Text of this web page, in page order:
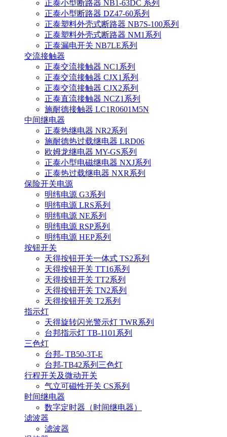
正泰小型断路器 NB1-63DC 系列
正泰小型断路器 DZ47-60系列
正泰塑料外壳式断路器 NB7S-100系列
正泰塑料外壳式断路器 NM1系列
正泰漏电开关 NB7LE系列
交流接触器
正泰交流接触器 NC1系列
正泰交流接触器 CJX1系列
正泰交流接触器 CJX2系列
正泰直流接触器 NCZ1系列
施耐德接触器 LC1R0601M5N
中间继电器
正泰热继电器 NR2系列
施耐德热过载继电器 LRD06
欧姆龙继电器 MY-GS系列
正泰小型电磁继电器 NXJ系列
正泰热过载继电器 NXR系列
保险开关电源
明纬电源 G3系列
明纬电源 LRS系列
明纬电源 NE系列
明纬电源 RSP系列
明纬电源 HEP系列
按钮开关
天得按钮开关一体式 TS2系列
天得按钮开关 TT16系列
天得按钮开关 TT2系列
天得按钮开关 TN2系列
天得按钮开关 T2系列
指示灯
天得旋转闪光警示灯 TWR系列
台邦指示灯 TB-1101系列
三色灯
台邦- TB50-3T-E
台邦-TB42系列三色灯
行程开关及微动开关
气立可磁性开关 CS系列
时间继电器
数字定时器（时间继电器）
滤波器
滤波器